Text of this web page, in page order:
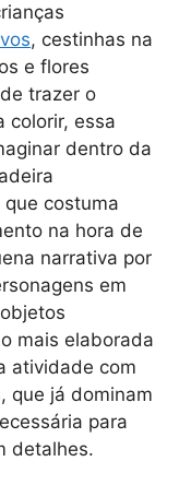
, cestinhas na
e flores
trazer o
colorir, essa
dentro da
costuma
na hora de
narrativa por
em
mais elaborada
atividade com
que já dominam
para
detalhes.